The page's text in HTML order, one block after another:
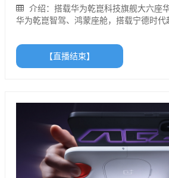
介绍：搭载华为乾崑科技旗舰大六座
华为乾崑智驾、鸿蒙座舱，搭载宁德时代
【直播结束】